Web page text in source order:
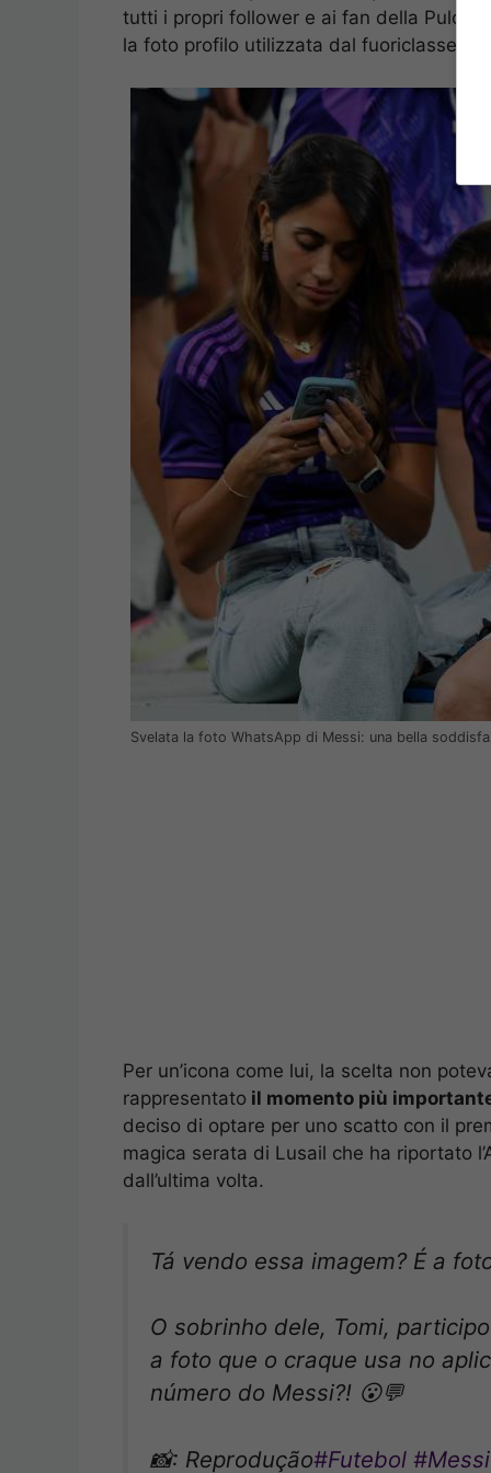
tutti i propri follower e ai fan della Pulce
la foto profilo utilizzata dal fuoriclasse
Svelata la foto WhatsApp di Messi: una bella
Per un’icona come lui, la scelta non
rappresentato il momento più
deciso di optare per uno scatto con il
magica serata di Lusail che ha riportato
dall’ultima volta.
Tá vendo essa imagem? É a
O sobrinho dele, Tomi,
a foto que o craque usa no
número do Messi?! 😮💬
📸: Reprodução#Futebol #Messi